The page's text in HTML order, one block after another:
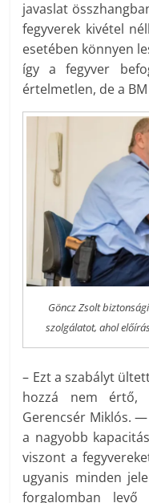
javaslat
fegyverek kivétel
esetében könnyen
így a fegyver
értelmetlen, de a
Göncz Zsolt
szolgálatot, ahol
– Ezt a szabályt
hozzá nem értő,
Gerencsér Miklós.
a nagyobb
viszont a
ugyanis minden
forgalomban